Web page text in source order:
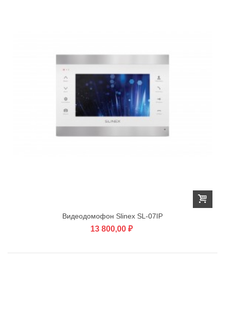
Видеодомофон Slinex SL-07IP
13 800,00 ₽